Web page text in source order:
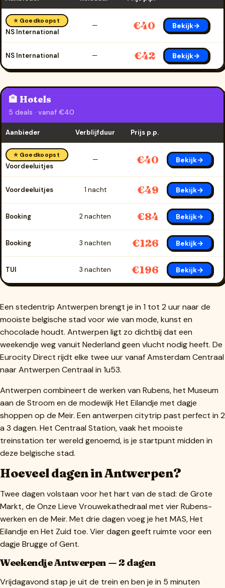
⭐ Goedkoopst
NS International
— €40 Bekijk→
NS International — €42 Bekijk→
🏨 Hotels
5 deals · vanaf €40
Aanbieder Verblijfduur Prijs p.p.
⭐ Goedkoopst
Voordeeluitjes
— €40 Bekijk→
Voordeeluitjes 1 nacht €49 Bekijk→
Booking 2 nachten €84 Bekijk→
Booking 3 nachten €126 Bekijk→
TUI 3 nachten €196 Bekijk→
Een stedentrip Antwerpen brengt je in 1 tot 2 uur naar de
mooiste belgische stad voor wie van mode, kunst en
chocolade houdt. Antwerpen ligt zo dichtbij dat een
weekendje weg vanuit Nederland geen vlucht nodig heeft. De
Eurocity Direct rijdt elke twee uur vanaf Amsterdam Centraal
naar Antwerpen Centraal in 1u53.
Antwerpen combineert de werken van Rubens, het Museum
aan de Stroom en de modewijk Het Eilandje met dagje
shoppen op de Meir. Een antwerpen citytrip past perfect in 2
a 3 dagen. Het Centraal Station, vaak het mooiste
treinstation ter wereld genoemd, is je startpunt midden in
deze belgische stad.
Hoeveel dagen in Antwerpen?
Twee dagen volstaan voor het hart van de stad: de Grote
Markt, de Onze Lieve Vrouwekathedraal met vier Rubens-
werken en de Meir. Met drie dagen voeg je het MAS, Het
Eilandje en Het Zuid toe. Vier dagen geeft ruimte voor een
dagje Brugge of Gent.
Weekendje Antwerpen — 2 dagen
Vrijdagavond stap je uit de trein en ben je in 5 minuten